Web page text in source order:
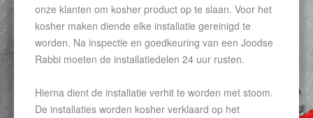
onze klanten om kosher product op te slaan. Voor het
kosher maken diende elke installatie gereinigd te
worden. Na inspectie en goedkeuring van een Joodse
Rabbi moeten de installatiedelen 24 uur rusten.
Hierna dient de installatie verhit te worden met stoom.
De installaties worden kosher verklaard op het